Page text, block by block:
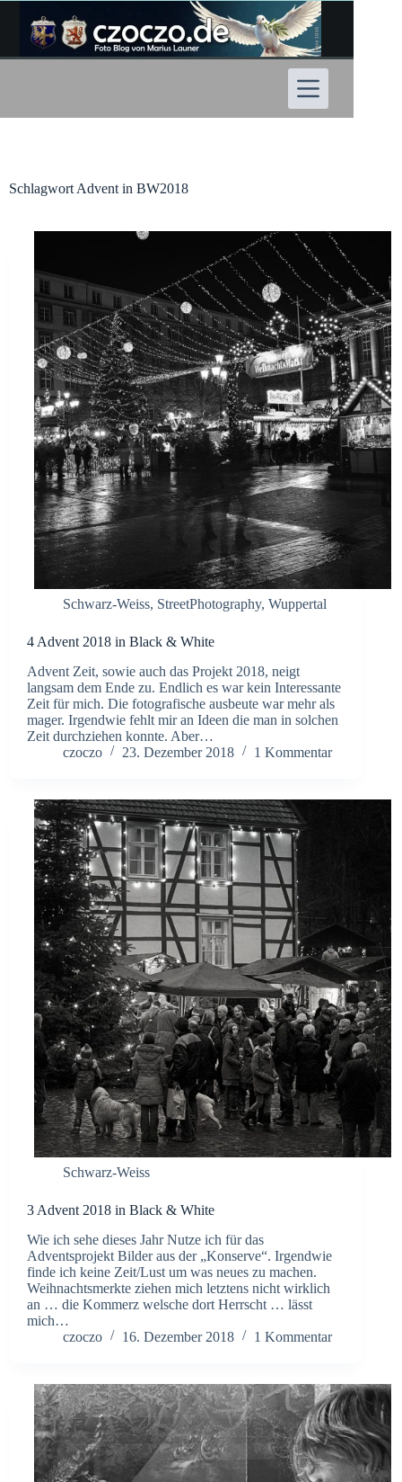
Inhalt
springen
Schlagwort Advent in BW2018
Schwarz-Weiss, StreetPhotography, Wuppertal
4 Advent 2018 in Black & White
Advent Zeit, sowie auch das Projekt 2018, neigt
langsam dem Ende zu. Endlich es war kein Interessante
Zeit für mich. Die fotografische ausbeute war mehr als
mager. Irgendwie fehlt mir an Ideen die man in solchen
Zeit durchziehen konnte. Aber…
czoczo
23. Dezember 2018 1 Kommentar
Schwarz-Weiss
3 Advent 2018 in Black & White
Wie ich sehe dieses Jahr Nutze ich für das
Adventsprojekt Bilder aus der „Konserve“. Irgendwie
finde ich keine Zeit/Lust um was neues zu machen.
Weihnachtsmerkte ziehen mich letztens nicht wirklich
an … die Kommerz welsche dort Herrscht … lässt
mich…
czoczo
16. Dezember 2018 1 Kommentar